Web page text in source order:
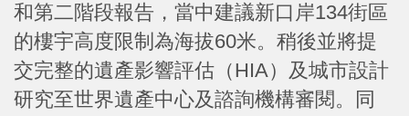
和第二階段報告，當中建議新口岸134街區
的樓宇高度限制為海拔60米。稍後並將提
交完整的遺產影響評估（HIA）及城市設計
研究至世界遺產中心及諮詢機構審閱。同